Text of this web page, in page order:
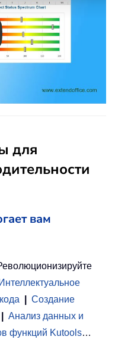
для
вам
Интеллектуальное
Создание
Анализ данных и
функций Kutools…